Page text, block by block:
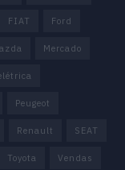
FIAT Ford
Mercado
Peugeot
Renault SEAT
Toyota Vendas